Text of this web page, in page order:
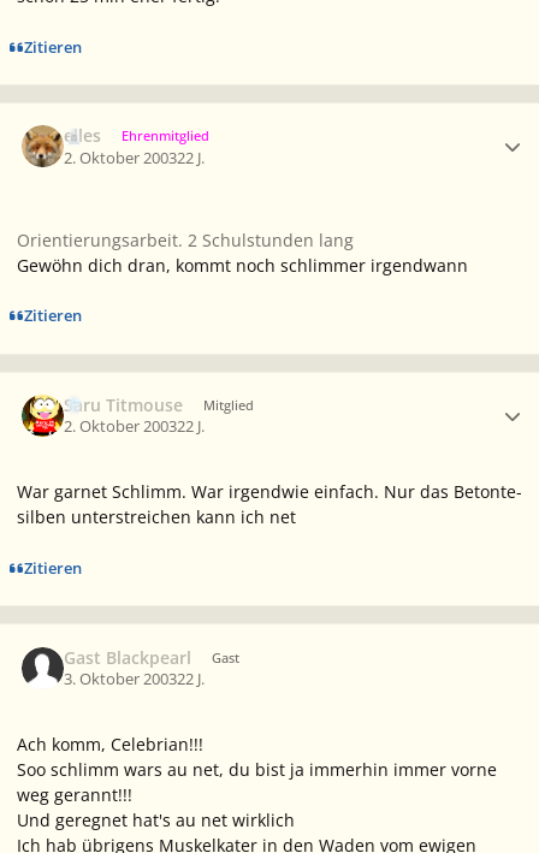
Zitieren
elles Ehrenmitglied
2. Oktober 200322 J.
Orientierungsarbeit. 2 Schulstunden lang
Gewöhn dich dran, kommt noch schlimmer irgendwann
Zitieren
Saru Titmouse Mitglied
2. Oktober 200322 J.
War garnet Schlimm. War irgendwie einfach. Nur das Betonte-
silben unterstreichen kann ich net
Zitieren
Gast Blackpearl Gast
3. Oktober 200322 J.
Ach komm, Celebrian!!!
Soo schlimm wars au net, du bist ja immerhin immer vorne
weg gerannt!!!
Und geregnet hat's au net wirklich
Ich hab übrigens Muskelkater in den Waden vom ewigen